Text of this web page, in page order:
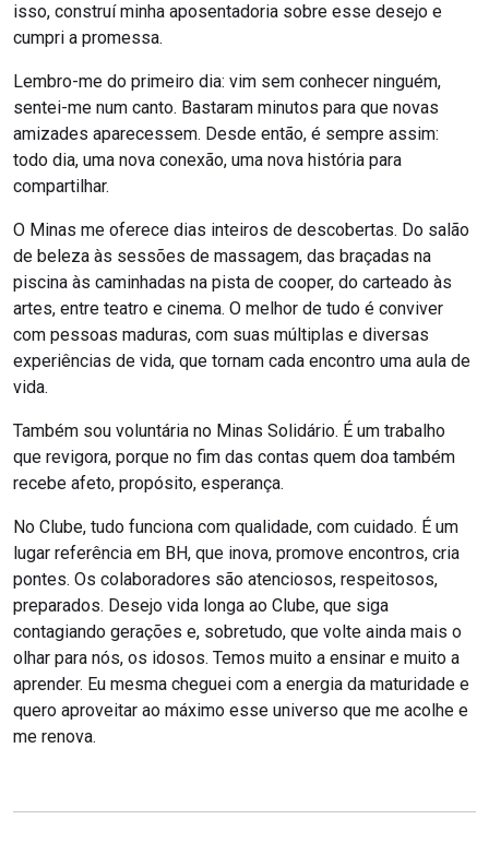
isso, construí minha aposentadoria sobre esse desejo e
cumpri a promessa.
Lembro-me do primeiro dia: vim sem conhecer ninguém,
sentei-me num canto. Bastaram minutos para que novas
amizades aparecessem. Desde então, é sempre assim:
todo dia, uma nova conexão, uma nova história para
compartilhar.
O Minas me oferece dias inteiros de descobertas. Do salão
de beleza às sessões de massagem, das braçadas na
piscina às caminhadas na pista de cooper, do carteado às
artes, entre teatro e cinema. O melhor de tudo é conviver
com pessoas maduras, com suas múltiplas e diversas
experiências de vida, que tornam cada encontro uma aula de
vida.
Também sou voluntária no Minas Solidário. É um trabalho
que revigora, porque no fim das contas quem doa também
recebe afeto, propósito, esperança.
No Clube, tudo funciona com qualidade, com cuidado. É um
lugar referência em BH, que inova, promove encontros, cria
pontes. Os colaboradores são atenciosos, respeitosos,
preparados. Desejo vida longa ao Clube, que siga
contagiando gerações e, sobretudo, que volte ainda mais o
olhar para nós, os idosos. Temos muito a ensinar e muito a
aprender. Eu mesma cheguei com a energia da maturidade e
quero aproveitar ao máximo esse universo que me acolhe e
me renova.